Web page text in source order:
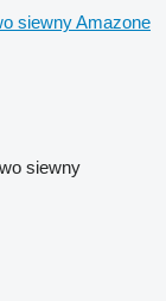
siewny Amazone
siewny